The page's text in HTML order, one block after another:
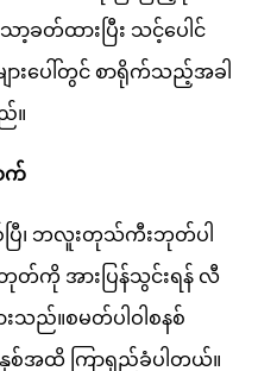
တ်ထားပြီး သင့်ပေါင်
ားပေါ်တွင် စာရိုက်သည့်အခါ
။
က်
၊ ဘလူးတုသ်ကီးဘုတ်ပါ
ဘုတ်ကို အားပြန်သွင်းရန် လီ
။စမတ်ပါဝါစနစ်
နှစ်အထိ ကြာရှည်ခံပါတယ်။